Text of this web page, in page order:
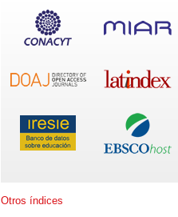
Otros índices